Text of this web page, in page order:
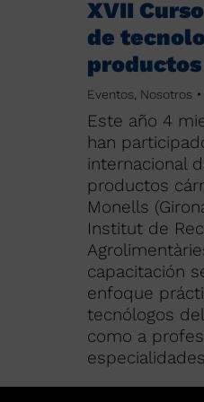
XVII
de
Eventos Nosotros
Este año 4
han
internacional
productos
Monells
Institut de
capacitación
enfoque
tecnólogos
como a